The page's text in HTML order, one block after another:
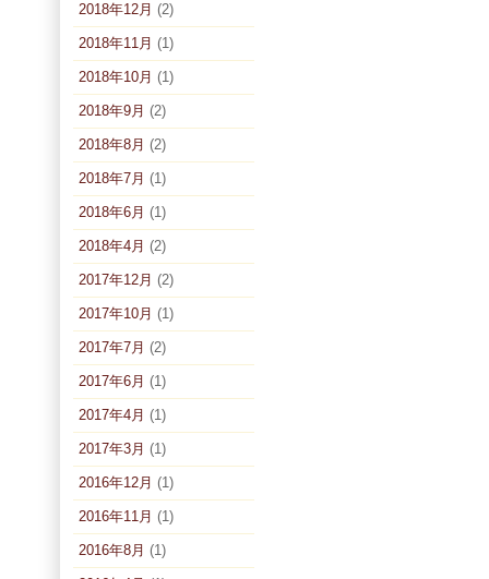
2018年12月 (2)
2018年11月 (1)
2018年10月 (1)
2018年9月 (2)
2018年8月 (2)
2018年7月 (1)
2018年6月 (1)
2018年4月 (2)
2017年12月 (2)
2017年10月 (1)
2017年7月 (2)
2017年6月 (1)
2017年4月 (1)
2017年3月 (1)
2016年12月 (1)
2016年11月 (1)
2016年8月 (1)